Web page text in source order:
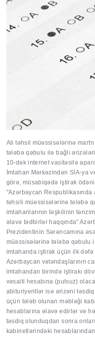
Ali təhsil müəssisələrinə
tələbə qəbulu ilə bağlı
10-dək internet vasitəsilə
İmtahan Mərkəzindən SİA-ya
görə, müsabiqədə iştirak
"Azərbaycan Respublikasında
təhsili müəssisələrinə tələbə
imtahanlarının təşkilinin
əlavə tədbirlər haqqında"
Prezidentinin Sərəncamına
müəssisələrinə tələbə qəbulu
imtahanda iştirak üçün ilk dəfə
Azərbaycan vətəndaşlarının
imtahandan birində iştirakı
vəsaiti hesabına (pulsuz)
abituriyentlər isə ərizəni
üçün tələb olunan məbləği
hesablarına əlavə edirlər və
təsdiq olunduqdan sonra
kabinetlərindəki hesablarından